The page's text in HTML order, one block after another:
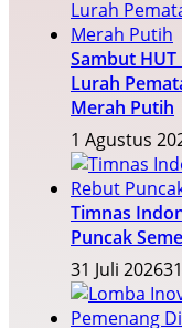
Sambut
Lurah
Merah Putih
1 Agustus
Timnas
Puncak
31 Juli 2026